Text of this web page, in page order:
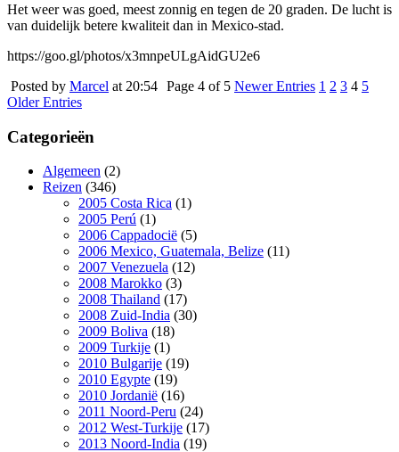
Het weer was goed, meest zonnig en tegen de 20 graden. De lucht is
van duidelijk betere kwaliteit dan in Mexico-stad.
https://goo.gl/photos/x3mnpeULgAidGU2e6
Posted by Marcel at 20:54 Page 4 of 5 Newer Entries 1 2 3 4 5
Older Entries
Categorieën
Algemeen (2)
Reizen (346)
2005 Costa Rica (1)
2005 Perú (1)
2006 Cappadocië (5)
2006 Mexico, Guatemala, Belize (11)
2007 Venezuela (12)
2008 Marokko (3)
2008 Thailand (17)
2008 Zuid-India (30)
2009 Boliva (18)
2009 Turkije (1)
2010 Bulgarije (19)
2010 Egypte (19)
2010 Jordanië (16)
2011 Noord-Peru (24)
2012 West-Turkije (17)
2013 Noord-India (19)